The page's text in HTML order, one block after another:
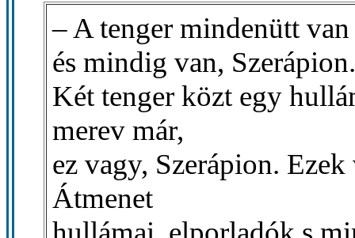
– A tenger mindenütt van
és mindig van,
Két tenger közt egy
merev már,
ez vagy, Szerápion.
Átmenet